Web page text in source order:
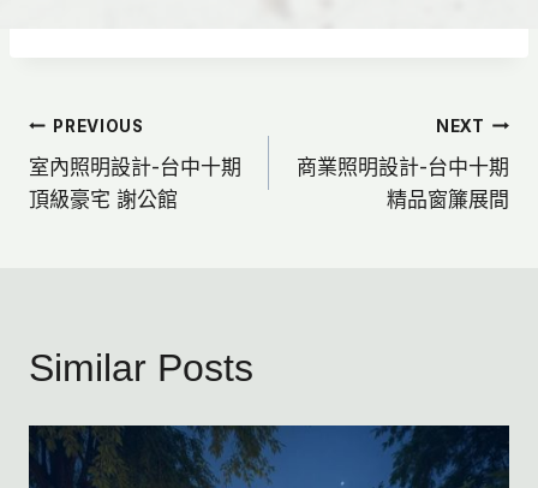
文
章
PREVIOUS
室內照明設計-台中十期
頂級豪宅 謝公館
NEXT
商業照明設計-台中十期
精品窗簾展間
Similar Posts